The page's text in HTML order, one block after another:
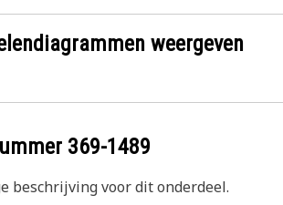
weergeven
369-1489
beschrijving voor dit onderdeel.